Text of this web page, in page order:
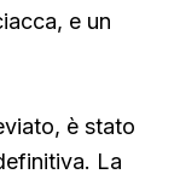
e un
è stato
La